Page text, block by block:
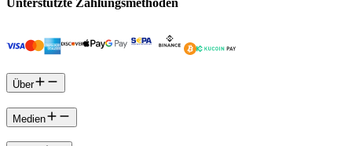
Über
Medien